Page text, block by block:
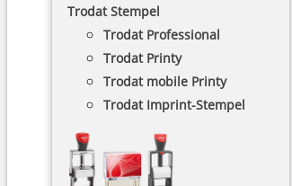
Trodat Stempel
Trodat Professional
Trodat Printy
Trodat mobile Printy
Trodat Imprint-Stempel